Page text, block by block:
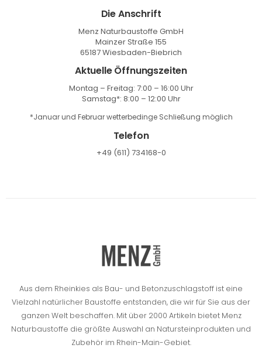
Die Anschrift
Menz Naturbaustoffe GmbH
Mainzer Straße 155
65187 Wiesbaden-Biebrich
Aktuelle Öffnungszeiten
Montag – Freitag: 7:00 – 16:00 Uhr
Samstag*: 8:00 – 12:00 Uhr
*Januar und Februar wetterbedinge Schließung möglich
Telefon
+49 (611) 734168-0
Aus dem Rheinkies als Bau- und Betonzuschlagstoff ist eine
Vielzahl natürlicher Baustoffe entstanden, die wir für Sie aus der
ganzen Welt beschaffen. Mit über 2000 Artikeln bietet Menz
Naturbaustoffe die größte Auswahl an Natursteinprodukten und
Zubehör im Rhein-Main-Gebiet.